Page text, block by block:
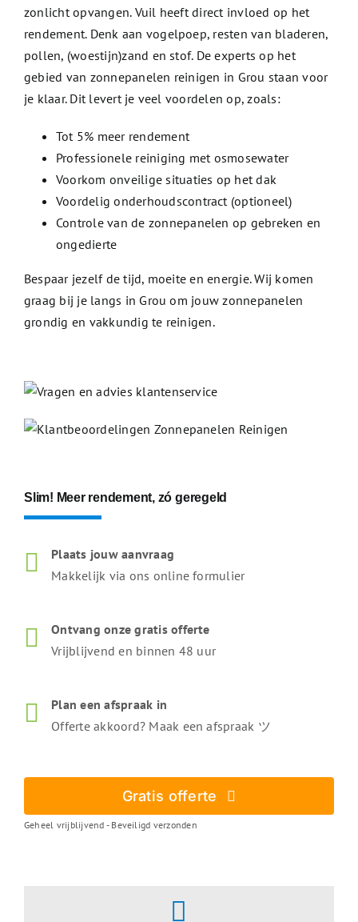
zonlicht opvangen. Vuil heeft direct invloed op het
rendement. Denk aan vogelpoep, resten van bladeren,
pollen, (woestijn)zand en stof. De experts op het
gebied van zonnepanelen reinigen in Grou staan voor
je klaar. Dit levert je veel voordelen op, zoals:
Tot 5% meer rendement
Professionele reiniging met osmosewater
Voorkom onveilige situaties op het dak
Voordelig onderhoudscontract (optioneel)
Controle van de zonnepanelen op gebreken en
ongedierte
Bespaar jezelf de tijd, moeite en energie. Wij komen
graag bij je langs in Grou om jouw zonnepanelen
grondig en vakkundig te reinigen.
Slim! Meer rendement, zó geregeld
Plaats jouw aanvraag
Makkelijk via ons online formulier
Ontvang onze gratis offerte
Vrijblijvend en binnen 48 uur
Plan een afspraak in
Offerte akkoord? Maak een afspraak ツ
Gratis offerte
Geheel vrijblijvend - Beveiligd verzonden